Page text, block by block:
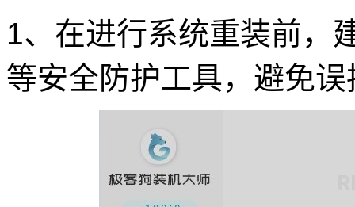
1、在进行系统重装前，
等安全防护工具，避免